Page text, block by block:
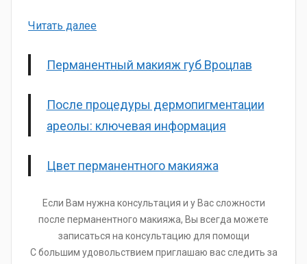
Читать далее:
исправить
губы
клиента
Перманентный макияж губ Вроцлав
После процедуры дермопигментации
ареолы: ключевая информация
Цвет перманентного макияжа
Если Вам нужна консультация и у Вас сложности
после перманентного макияжа, Вы всегда можете
записаться на консультацию для помощи
С большим удовольствием приглашаю вас следить за